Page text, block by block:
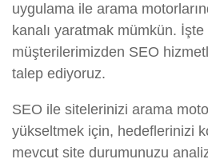
uygulama ile arama
kanalı yaratmak mümkün. İşte
müşterilerimizden SEO
talep ediyoruz.
SEO ile sitelerinizi arama
yükseltmek için, hedeflerinizi
mevcut site durumunuzu